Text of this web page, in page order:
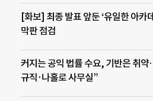
[화보] 최종 발표 앞둔 ‘유일한 아카
막판 점검
커지는 공익 법률 수요, 기반은 취
규직·나홀로 사무실”